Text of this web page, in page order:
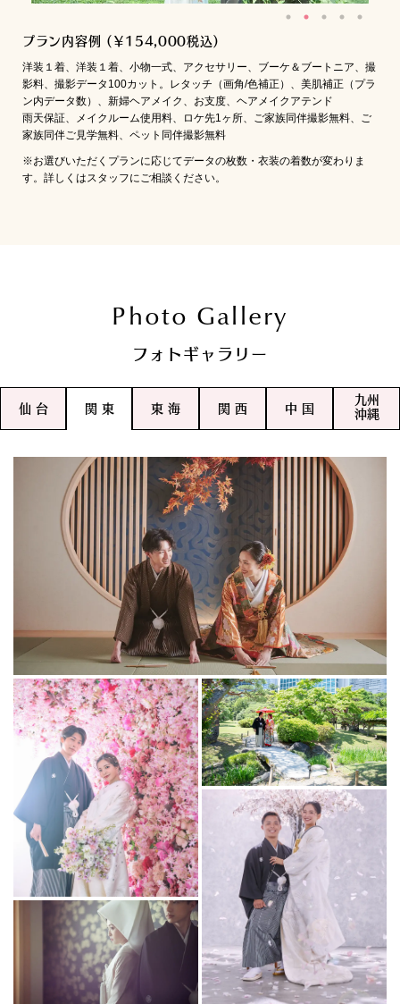
プラン内容例 (￥154,000税込)
洋装１着、洋装１着、小物一式、アクセサリー、ブーケ＆ブートニア、撮
影料、撮影データ100カット。レタッチ（画角/色補正）、美肌補正（プラ
ン内データ数）、新婦ヘアメイク、お支度、ヘアメイクアテンド
雨天保証、メイクルーム使用料、ロケ先1ヶ所、ご家族同伴撮影無料、ご
家族同伴ご見学無料、ペット同伴撮影無料
※お選びいただくプランに応じてデータの枚数・衣装の着数が変わりま
す。詳しくはスタッフにご相談ください。
Photo Gallery
フォトギャラリー
仙 台 関 東 東 海 関 西 中 国
九州
沖縄